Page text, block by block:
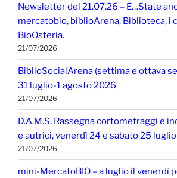
Newsletter del 21.07.26 – E…State
mercatobio, biblioArena, Biblioteca, i
BioOsteria.
21/07/2026
BiblioSocialArena (settima e ottava
31 luglio-1 agosto 2026
21/07/2026
D.A.M.S. Rassegna cortometraggi e
e autrici, venerdì 24 e sabato 25
21/07/2026
mini-MercatoBIO – a luglio il venerdì